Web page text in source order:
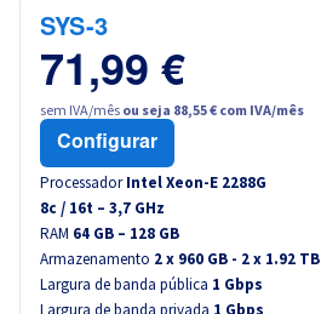
SYS-3
71,99 €
sem IVA/mês ou seja 88,55 € com IVA/mês
Configurar
Processador Intel Xeon-E 2288G
8c / 16t – 3,7 GHz
RAM 64 GB – 128 GB
Armazenamento 2 x 960 GB - 2 x 1.92 TB
Largura de banda pública 1 Gbps
Largura de banda privada 1 Gbps